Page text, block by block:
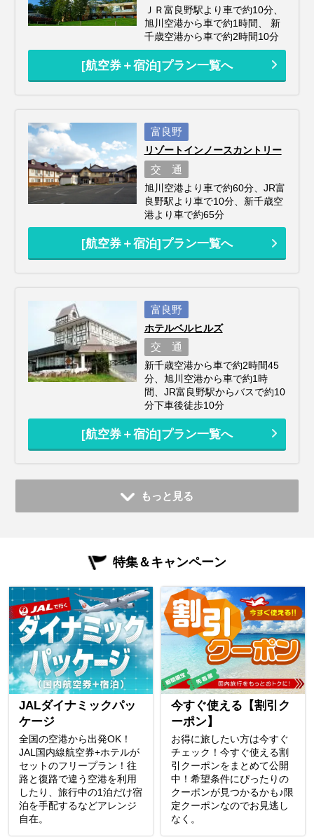
ＪＲ富良野駅より車で約10分、
旭川空港から車で約1時間、 新
千歳空港から車で約2時間10分
[航空券＋宿泊]プラン一覧へ
富良野
リゾートインノースカントリー
交 通
旭川空港より車で約60分、JR富
良野駅より車で10分、新千歳空
港より車で約65分
[航空券＋宿泊]プラン一覧へ
富良野
ホテルベルヒルズ
交 通
新千歳空港から車で約2時間45
分、旭川空港から車で約1時
間、JR富良野駅からバスで約10
分下車後徒歩10分
[航空券＋宿泊]プラン一覧へ
もっと見る
特集＆キャンペーン
JALダイナミックパッ
ケージ
全国の空港から出発OK！
JAL国内線航空券+ホテルが
セットのフリープラン！往
路と復路で違う空港を利用
したり、旅行中の1泊だけ宿
泊を手配するなどアレンジ
自在。
今すぐ使える【割引ク
ーポン】
お得に旅したい方は今すぐ
チェック！今すぐ使える割
引クーポンをまとめて公開
中！希望条件にぴったりの
クーポンが見つかるかも♪限
定クーポンなのでお見逃し
なく。